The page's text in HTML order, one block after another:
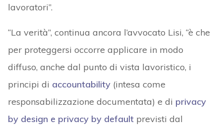
lavoratori”.
“La verità”, continua ancora l’avvocato Lisi, “è che
per proteggersi occorre applicare in modo
diffuso, anche dal punto di vista lavoristico, i
principi di accountability(intesa come
responsabilizzazione documentata) e di privacy
by design e privacy by defaultprevisti dal